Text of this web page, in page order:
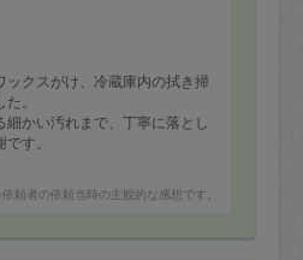
ックスがけ、冷蔵庫内の拭き掃
。
細かい汚れまで、丁寧に落とし
す。
した。
依頼者の依頼当時の主観的な感想です。